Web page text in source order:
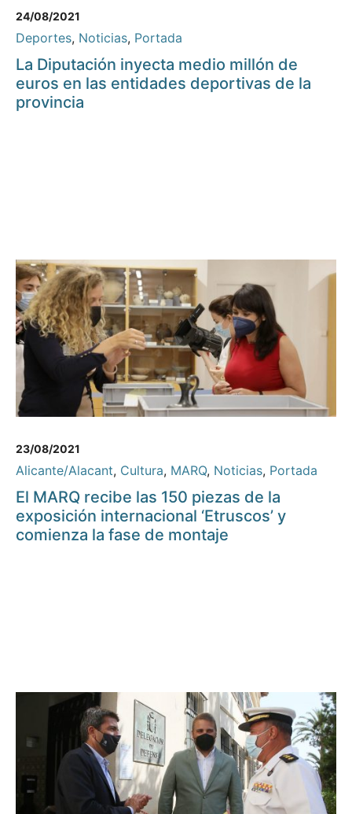
24/08/2021
Deportes, Noticias, Portada
La Diputación inyecta medio millón de
euros en las entidades deportivas de la
provincia
23/08/2021
Alicante/Alacant, Cultura, MARQ, Noticias, Portada
El MARQ recibe las 150 piezas de la
exposición internacional ‘Etruscos’ y
comienza la fase de montaje